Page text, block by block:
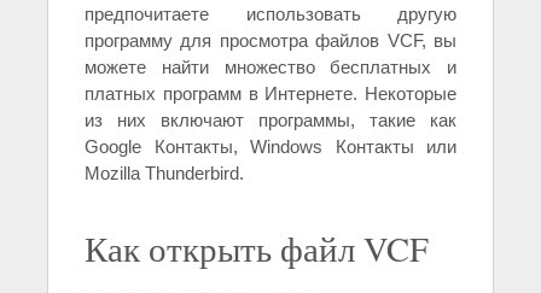
предпочитаете использовать другую
программу для просмотра файлов VCF, вы
можете найти множество бесплатных и
платных программ в Интернете. Некоторые
из них включают программы, такие как
Google Контакты, Windows Контакты или
Mozilla Thunderbird.
Как открыть файл VCF